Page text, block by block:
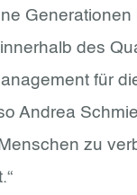
des
für
Andrea
zu